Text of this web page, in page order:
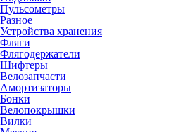
Пульсометры
Разное
Устройства хранения
Фляги
Флягодержатели
Шифтеры
Велозапчасти
Амортизаторы
Бонки
Велопокрышки
Вилки